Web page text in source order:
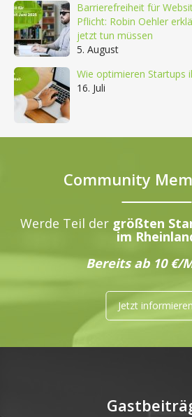
Barrierefreiheit für
Pflicht: Robin Oehler
jetzt tun müssen
5. August
Wie optimieren Startups
16. Juli
Community
Werde Teil der größten
im
Bereits ab 10 €/
Jetzt